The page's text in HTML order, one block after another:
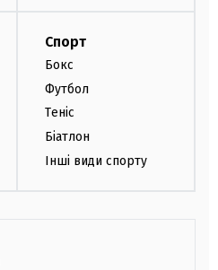
Спорт
Бокс
Футбол
Теніс
Біатлон
Інші види спорту